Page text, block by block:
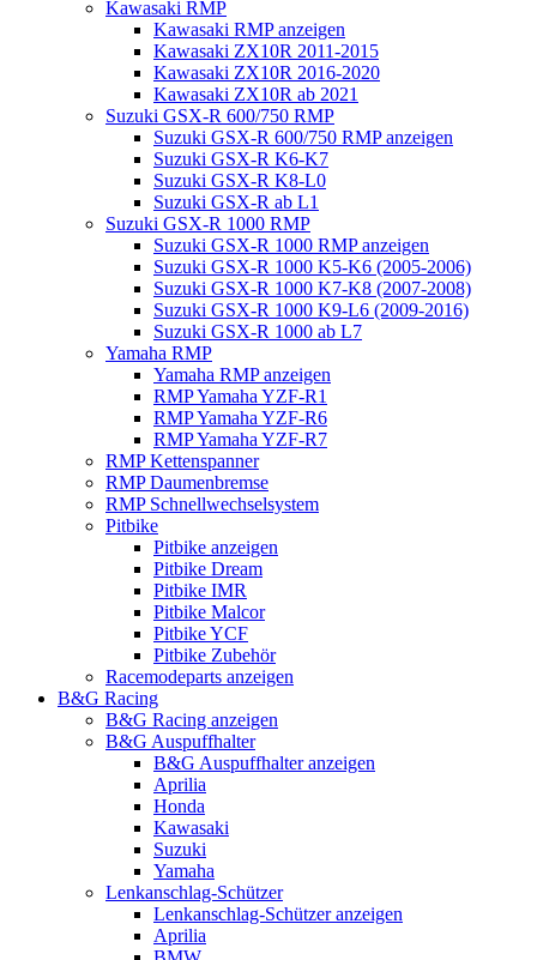
Kawasaki RMP
Kawasaki RMP anzeigen
Kawasaki ZX10R 2011-2015
Kawasaki ZX10R 2016-2020
Kawasaki ZX10R ab 2021
Suzuki GSX-R 600/750 RMP
Suzuki GSX-R 600/750 RMP anzeigen
Suzuki GSX-R K6-K7
Suzuki GSX-R K8-L0
Suzuki GSX-R ab L1
Suzuki GSX-R 1000 RMP
Suzuki GSX-R 1000 RMP anzeigen
Suzuki GSX-R 1000 K5-K6 (2005-2006)
Suzuki GSX-R 1000 K7-K8 (2007-2008)
Suzuki GSX-R 1000 K9-L6 (2009-2016)
Suzuki GSX-R 1000 ab L7
Yamaha RMP
Yamaha RMP anzeigen
RMP Yamaha YZF-R1
RMP Yamaha YZF-R6
RMP Yamaha YZF-R7
RMP Kettenspanner
RMP Daumenbremse
RMP Schnellwechselsystem
Pitbike
Pitbike anzeigen
Pitbike Dream
Pitbike IMR
Pitbike Malcor
Pitbike YCF
Pitbike Zubehör
Racemodeparts anzeigen
B&G Racing
B&G Racing anzeigen
B&G Auspuffhalter
B&G Auspuffhalter anzeigen
Aprilia
Honda
Kawasaki
Suzuki
Yamaha
Lenkanschlag-Schützer
Lenkanschlag-Schützer anzeigen
Aprilia